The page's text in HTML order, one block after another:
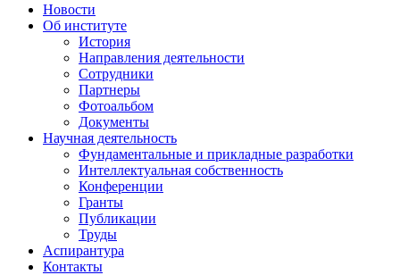
Новости
Об институте
История
Направления деятельности
Сотрудники
Партнеры
Фотоальбом
Документы
Научная деятельность
Фундаментальные и прикладные разработки
Интеллектуальная собственность
Конференции
Гранты
Публикации
Труды
Аспирантура
Контакты